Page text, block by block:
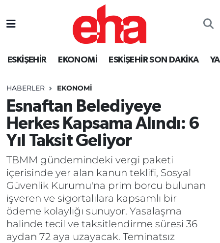
ESKİŞEHİR EKONOMİ ESKİŞEHİR SON DAKİKA
HABERLER EKONOMİ
Esnaftan Belediyeye
Herkes Kapsama Alındı: 6
Yıl Taksit Geliyor
TBMM gündemindeki vergi paketi
içerisinde yer alan kanun teklifi, Sosyal
Güvenlik Kurumu'na prim borcu bulunan
işveren ve sigortalılara kapsamlı bir
ödeme kolaylığı sunuyor. Yasalaşma
halinde tecil ve taksitlendirme süresi 36
aydan 72 aya uzayacak. Teminatsız